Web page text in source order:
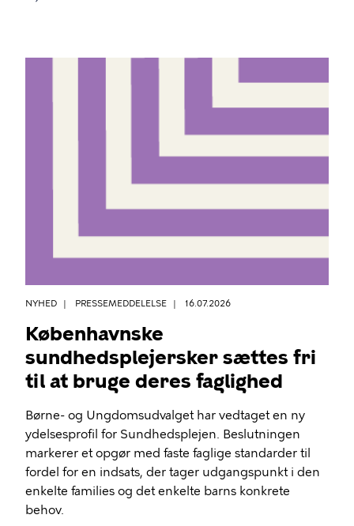
NYHED PRESSEMEDDELELSE 16.07.2026
Københavnske
sundhedsplejersker sættes fri
til at bruge deres faglighed
Børne- og Ungdomsudvalget har vedtaget en ny
ydelsesprofil for Sundhedsplejen. Beslutningen
markerer et opgør med faste faglige standarder til
fordel for en indsats, der tager udgangspunkt i den
enkelte families og det enkelte barns konkrete
behov.